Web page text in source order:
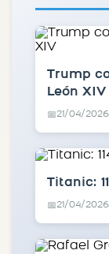
Trump
León XIV
📅21/04/2026
Titanic:
📅21/04/2026